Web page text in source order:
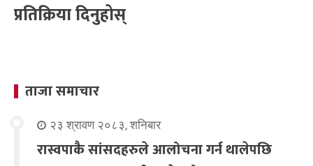
प्रतिक्रिया दिनुहोस्
ताजा समाचार
२३ श्रावण २०८३, शनिबार
रास्वपाकै सांसदहरुले आलोचना गर्न थालेपछि